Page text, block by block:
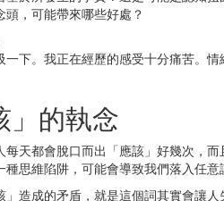
頭，可能帶來哪些好處？
一下。我正在經歷的感受十分痛苦。
」的執念
每天都會脫口而出「應該」好幾次，
種思維陷阱，可能會導致我們落入任
」造成的矛盾，就是這個詞其實會讓